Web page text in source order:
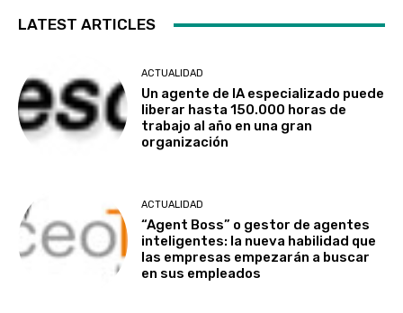
LATEST ARTICLES
ACTUALIDAD
Un agente de IA especializado puede
liberar hasta 150.000 horas de
trabajo al año en una gran
organización
ACTUALIDAD
“Agent Boss” o gestor de agentes
inteligentes: la nueva habilidad que
las empresas empezarán a buscar
en sus empleados